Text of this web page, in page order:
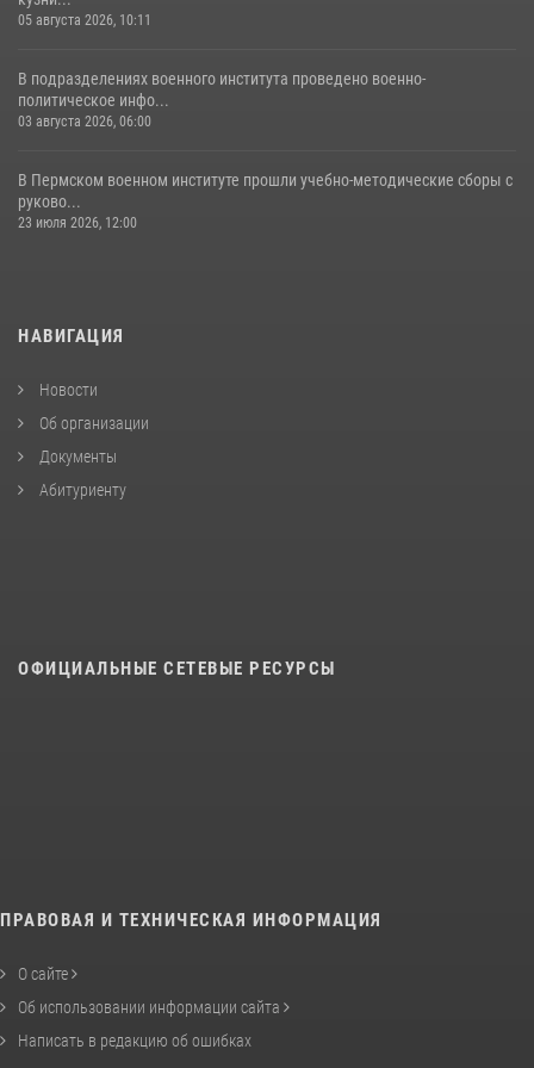
05 августа 2026, 10:11
В подразделениях военного института проведено военно-
политическое инфо...
03 августа 2026, 06:00
В Пермском военном институте прошли учебно-методические сборы с
руково...
23 июля 2026, 12:00
НАВИГАЦИЯ
Новости
Об организации
Документы
Абитуриенту
ОФИЦИАЛЬНЫЕ СЕТЕВЫЕ РЕСУРСЫ
ПРАВОВАЯ И ТЕХНИЧЕСКАЯ ИНФОРМАЦИЯ
О сайте
Об использовании информации сайта
Написать в редакцию об ошибках